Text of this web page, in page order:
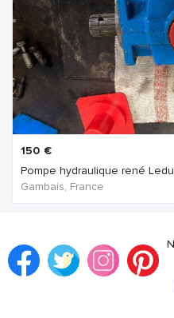
150 €
Pompe hydraulique rené
Gambais, France